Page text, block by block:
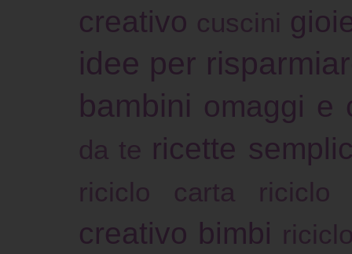
creativo cuscini
idee per
bambini omaggi e
da te ricette
riciclo carta riciclo
creativo bimbi